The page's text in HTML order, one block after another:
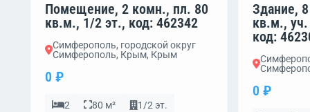
Помещение, 2 комн., пл. 80
кв.м., 1/2 эт., код: 462342
Симферополь, городской округ
Симферополь, Крым, Крым
0 ₽
2 80 м² 1/2 эт.
Здание,
кв.м.,
код:
0 ₽